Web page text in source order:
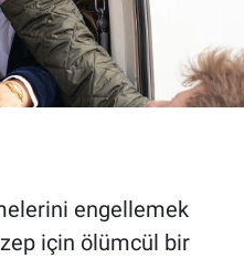
engellemek
için ölümcül bir